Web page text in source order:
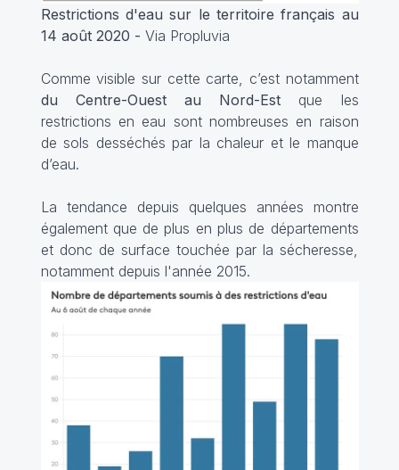
Restrictions d'eau sur le territoire français au
14 août 2020 - Via Propluvia
Comme visible sur cette carte, c’est notamment
du Centre-Ouest au Nord-Est que les
restrictions en eau sont nombreuses en raison
de sols desséchés par la chaleur et le manque
d’eau.
La tendance depuis quelques années montre
également que de plus en plus de départements
et donc de surface touchée par la sécheresse,
notamment depuis l'année 2015.